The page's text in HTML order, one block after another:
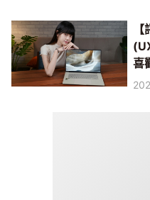
喜